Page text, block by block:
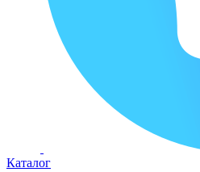
Каталог